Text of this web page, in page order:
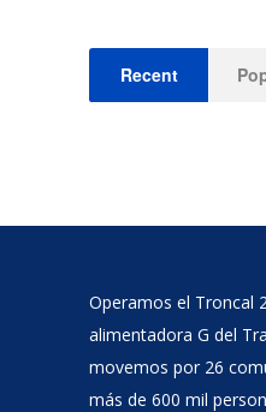
Recent
Operamos el Troncal
alimentadora G del
movemos por 26
más de 600 mil